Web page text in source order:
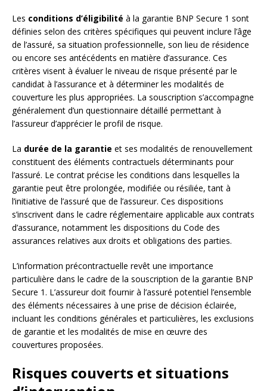
Les conditions d’éligibilité à la garantie BNP Secure 1 sont
définies selon des critères spécifiques qui peuvent inclure l’âge
de l’assuré, sa situation professionnelle, son lieu de résidence
ou encore ses antécédents en matière d’assurance. Ces
critères visent à évaluer le niveau de risque présenté par le
candidat à l’assurance et à déterminer les modalités de
couverture les plus appropriées. La souscription s’accompagne
généralement d’un questionnaire détaillé permettant à
l’assureur d’apprécier le profil de risque.
La durée de la garantie et ses modalités de renouvellement
constituent des éléments contractuels déterminants pour
l’assuré. Le contrat précise les conditions dans lesquelles la
garantie peut être prolongée, modifiée ou résiliée, tant à
l’initiative de l’assuré que de l’assureur. Ces dispositions
s’inscrivent dans le cadre réglementaire applicable aux contrats
d’assurance, notamment les dispositions du Code des
assurances relatives aux droits et obligations des parties.
L’information précontractuelle revêt une importance
particulière dans le cadre de la souscription de la garantie BNP
Secure 1. L’assureur doit fournir à l’assuré potentiel l’ensemble
des éléments nécessaires à une prise de décision éclairée,
incluant les conditions générales et particulières, les exclusions
de garantie et les modalités de mise en œuvre des
couvertures proposées.
Risques couverts et situations